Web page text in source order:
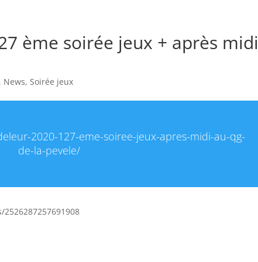
ème soirée jeux + après midi
, News,Soirée jeux
2020-127-eme-soiree-jeux-apres-midi-au-qg-
de-la-pevele/